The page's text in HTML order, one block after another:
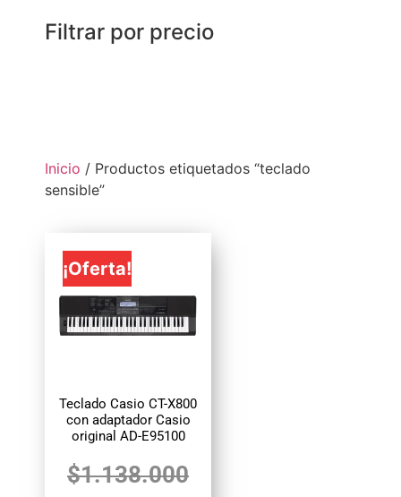
Filtrar por precio
Inicio / Productos etiquetados “teclado
sensible”
¡Oferta!
Teclado Casio CT-X800
con adaptador Casio
original AD-E95100
$1.138.000